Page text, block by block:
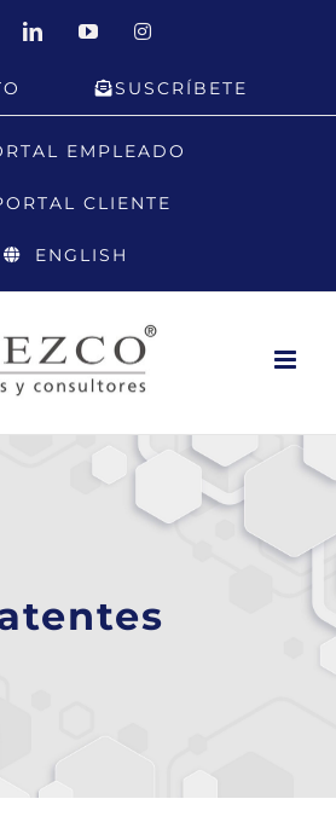
LinkedInYouTubeInstagram
SUSCRÍBETE
EMPLEADO
CLIENTE
ENGLISH